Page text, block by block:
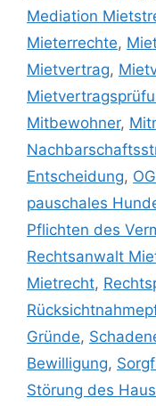
Mediation
Mieterrechte,
Mietvertrag,
Mitbewohner,
Entscheidung,
pauschales
Pflichten des
Rechtsanwalt
Mietrecht,
Gründe,
Bewilligung,
Störung des